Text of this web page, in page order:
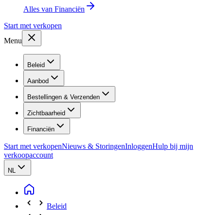
Alles van Financiën
Start met verkopen
Menu
Beleid
Aanbod
Bestellingen & Verzenden
Zichtbaarheid
Financiën
Start met verkopenNieuws & StoringenInloggenHulp bij mijn
verkoopaccount
NL
Beleid